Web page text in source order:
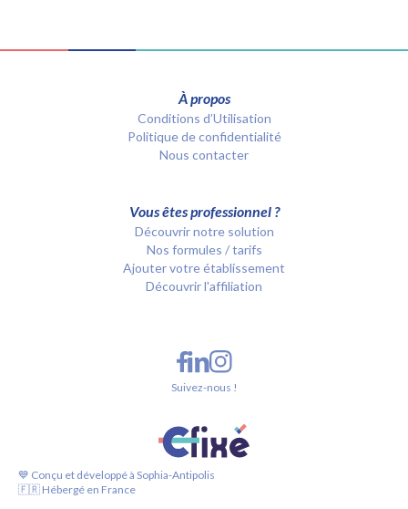
À propos
Conditions d’Utilisation
Politique de confidentialité
Nous contacter
Vous êtes professionnel ?
Découvrir notre solution
Nos formules / tarifs
Ajouter votre établissement
Découvrir l'affiliation
💙 Conçu et développé à Sophia-Antipolis
🇫🇷 Hébergé en France
Suivez-nous !